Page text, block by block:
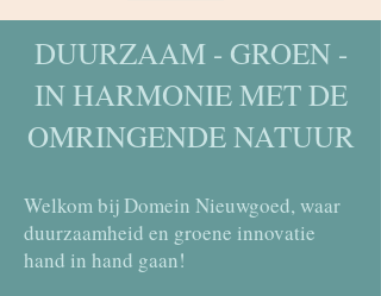
DUURZAAM - GROEN -
IN HARMONIE MET DE
OMRINGENDE NATUUR
Welkom bij Domein Nieuwgoed, waar
duurzaamheid en groene innovatie
hand in hand gaan!